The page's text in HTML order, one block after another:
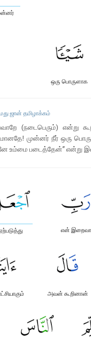
ஒரு பொருளாக
ஜான் தமிழாக்கம்
(நடைபெரும்) என்று
முன்னர் நீர் ஒரு
உம்மை படைத்தேன்” என்று
என் இறைவா
அவன் கூறினான்